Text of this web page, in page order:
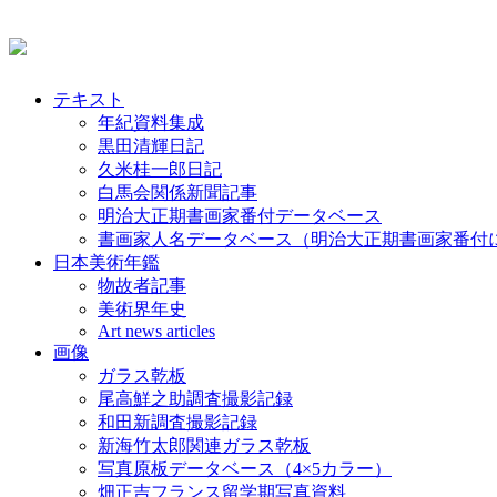
テキスト
年紀資料集成
黒田清輝日記
久米桂一郎日記
白馬会関係新聞記事
明治大正期書画家番付データベース
書画家人名データベース（明治大正期書画家番付
日本美術年鑑
物故者記事
美術界年史
Art news articles
画像
ガラス乾板
尾高鮮之助調査撮影記録
和田新調査撮影記録
新海竹太郎関連ガラス乾板
写真原板データベース（4×5カラー）
畑正吉フランス留学期写真資料